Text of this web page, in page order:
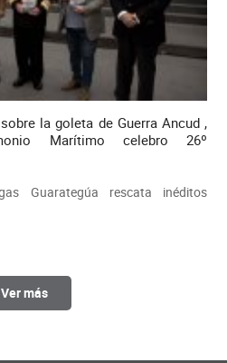
la goleta de Guerra Ancud ,
Marítimo celebro 26º
Guarategúa rescata inéditos
Ver más